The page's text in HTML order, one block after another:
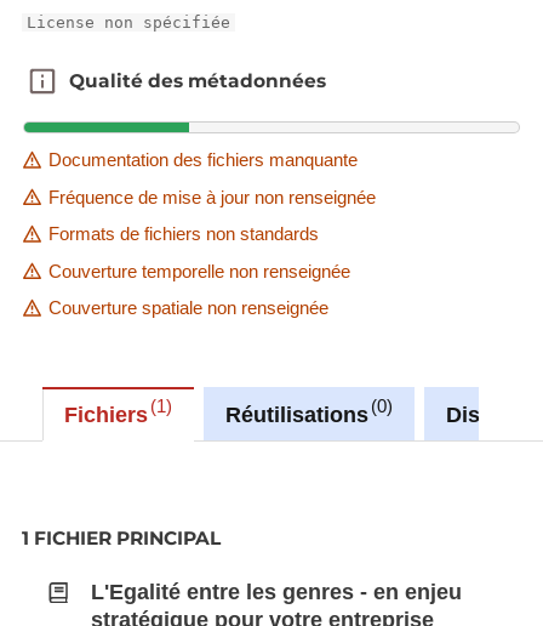
License non spécifiée
Qualité des métadonnées
Qualité des métadonnées
Documentation des fichiers manquante
Fréquence de mise à jour non renseignée
Formats de fichiers non standards
Couverture temporelle non renseignée
Couverture spatiale non renseignée
Fichiers 1 Réutilisations 0
1 FICHIER PRINCIPAL
L'Egalité entre les genres - en enjeu
stratégique pour votre entreprise